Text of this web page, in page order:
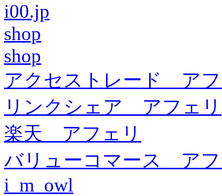
i00.jp
shop
shop
アクセストレード ア
リンクシェア アフェリ
楽天 アフェリ
バリューコマース ア
i_m_owl